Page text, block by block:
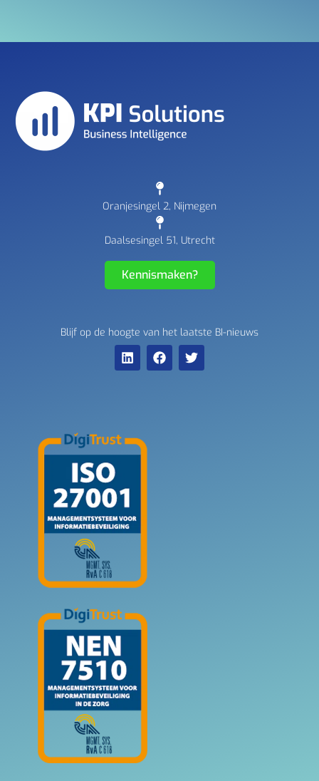
Oranjesingel 2, Nijmegen
Daalsesingel 51, Utrecht
Kennismaken?
Blijf op de hoogte van het laatste BI-nieuws